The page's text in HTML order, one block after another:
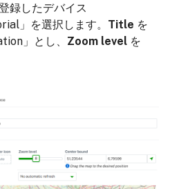
録したデバイス
」を選択します。 Title を
」とし、 Zoom level を